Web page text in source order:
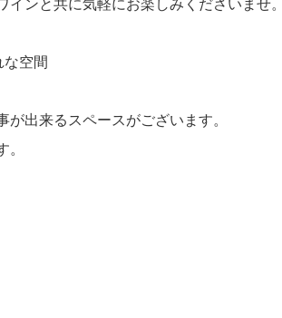
空間
出来るスペースがございます。